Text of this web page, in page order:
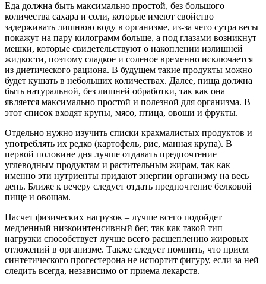
Еда должна быть максимально простой, без большого
количества сахара и соли, которые имеют свойство
задерживать лишнюю воду в организме, из-за чего сутра весы
покажут на пару килограмм больше, а под глазами возникнут
мешки, которые свидетельствуют о накоплении излишней
жидкости, поэтому сладкое и соленое временно исключается
из диетического рациона. В будущем такие продукты можно
будет кушать в небольших количествах. Далее, пища должна
быть натуральной, без лишней обработки, так как она
является максимально простой и полезной для организма. В
этот список входят крупы, мясо, птица, овощи и фрукты.
Отдельно нужно изучить списки крахмалистых продуктов и
употреблять их редко (картофель, рис, манная крупа). В
первой половине дня лучше отдавать предпочтение
углеводным продуктам и растительным жирам, так как
именно эти нутриенты придают энергии организму на весь
день. Ближе к вечеру следует отдать предпочтение белковой
пище и овощам.
Насчет физических нагрузок – лучше всего подойдет
медленный низкоинтенсивный бег, так как такой тип
нагрузки способствует лучше всего расщеплению жировых
отложений в организме. Также следует помнить, что прием
синтетического прогестерона не испортит фигуру, если за ней
следить всегда, независимо от приема лекарств.